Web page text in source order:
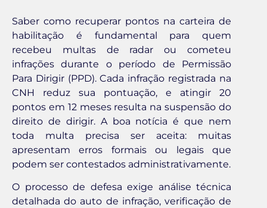
Saber como recuperar pontos na carteira de
habilitação é fundamental para quem
recebeu multas de radar ou cometeu
infrações durante o período de Permissão
Para Dirigir (PPD). Cada infração registrada na
CNH reduz sua pontuação, e atingir 20
pontos em 12 meses resulta na suspensão do
direito de dirigir. A boa notícia é que nem
toda multa precisa ser aceita: muitas
apresentam erros formais ou legais que
podem ser contestados administrativamente.
O processo de defesa exige análise técnica
detalhada do auto de infração, verificação de